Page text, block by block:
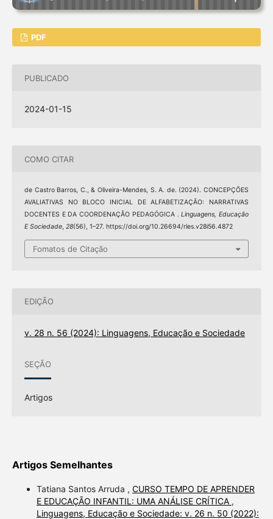
PDF
PUBLICADO
2024-01-15
COMO CITAR
de Castro Barros, C., & Oliveira-Mendes, S. A. de. (2024). CONCEPÇÕES
AVALIATIVAS NO BLOCO INICIAL DE ALFABETIZAÇÃO: NARRATIVAS
DOCENTES E DA COORDENAÇÃO PEDAGÓGICA .Linguagens, Educação
E Sociedade, 28(56), 1–27. https://doi.org/10.26694/rles.v28i56.4872
Fomatos de Citação
EDIÇÃO
v. 28 n. 56 (2024): Linguagens, Educação e Sociedade
SEÇÃO
Artigos
Artigos Semelhantes
Tatiana Santos Arruda , CURSO TEMPO DE APRENDER
E EDUCAÇÃO INFANTIL: UMA ANÁLISE CRÍTICA ,
Linguagens, Educação e Sociedade: v. 26 n. 50 (2022):